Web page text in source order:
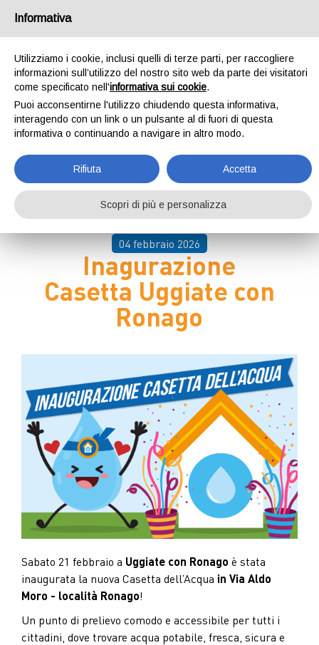
Home Eventi e News
Eventi e News
04 febbraio 2026
Inagurazione
Casetta Uggiate con
Ronago
Sabato 21 febbraio a Uggiate con Ronago è stata
inaugurata la nuova Casetta dell’Acqua in Via Aldo
Moro - località Ronago!
Un punto di prelievo comodo e accessibile per tutti i
cittadini, dove trovare acqua potabile, fresca, sicura e
Informativa
Utilizziamo i cookie, inclusi quelli di terze parti, per raccogliere
informazioni sull’utilizzo del nostro sito web da parte dei visitatori
come specificato nell'informativa sui cookie.
Puoi acconsentirne l'utilizzo chiudendo questa informativa,
interagendo con un link o un pulsante al di fuori di questa
informativa o continuando a navigare in altro modo.
Rifiuta Accetta
Scopri di più e personalizza